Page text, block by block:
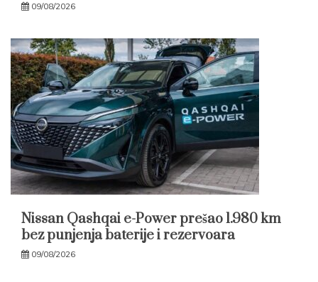
09/08/2026
Nissan Qashqai e-Power prešao 1.980 km
bez punjenja baterije i rezervoara
09/08/2026